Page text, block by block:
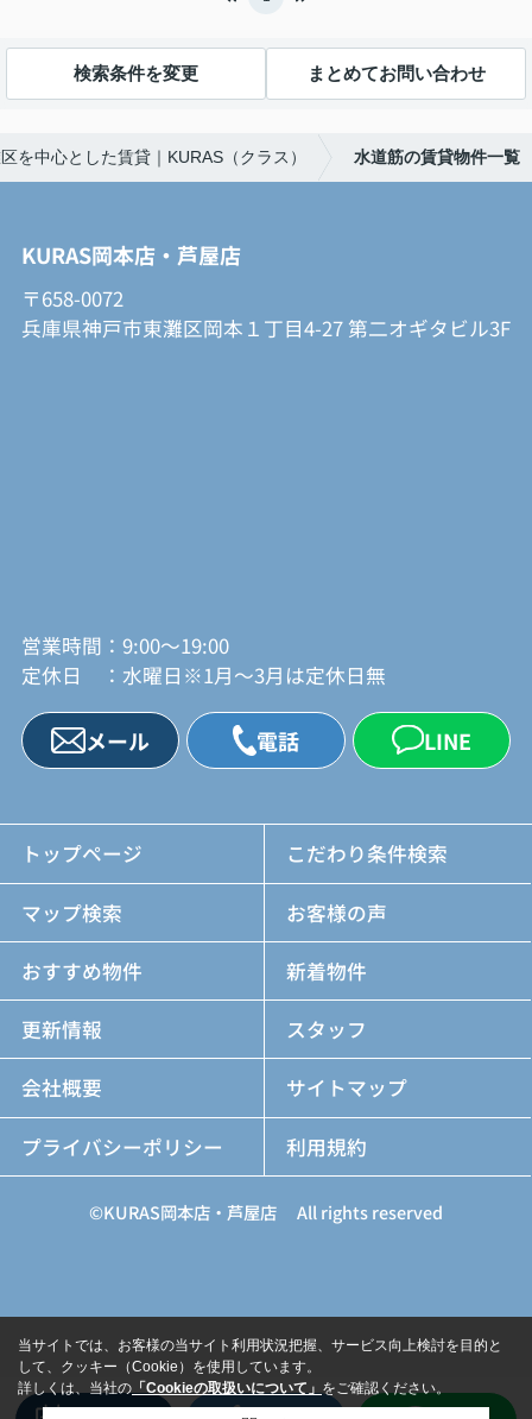
検索条件を変更 まとめてお問い合わせ
を中心とした賃貸｜KURAS（クラス） 水道筋の賃貸物件一覧
KURAS岡本店・芦屋店
〒658-0072
兵庫県神戸市東灘区岡本１丁目4-27 第二オギタビル3F
営業時間：9:00～19:00
定休日 ：水曜日※1月～3月は定休日無
メール 電話 LINE
トップページ こだわり条件検索
マップ検索 お客様の声
おすすめ物件 新着物件
更新情報 スタッフ
会社概要 サイトマップ
プライバシーポリシー 利用規約
©KURAS岡本店・芦屋店 All rights reserved
当サイトでは、お客様の当サイト利用状況把握、サービス向上検討を目的と
して、クッキー（Cookie）を使用しています。
詳しくは、当社の 「Cookieの取扱いについて」 をご確認ください。